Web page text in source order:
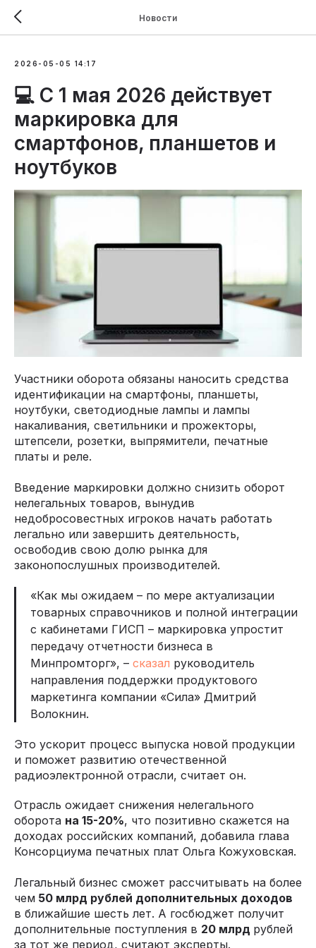
Новости
2026-05-05 14:17
💻 С 1 мая 2026 действует
маркировка для
смартфонов, планшетов и
ноутбуков
Участники оборота обязаны наносить средства
идентификации на смартфоны, планшеты,
ноутбуки, светодиодные лампы и лампы
накаливания, светильники и прожекторы,
штепсели, розетки, выпрямители, печатные
платы и реле.
Введение маркировки должно снизить оборот
нелегальных товаров, вынудив
недобросовестных игроков начать работать
легально или завершить деятельность,
освободив свою долю рынка для
законопослушных производителей.
«Как мы ожидаем – по мере актуализации
товарных справочников и полной интеграции
с кабинетами ГИСП – маркировка упростит
передачу отчетности бизнеса в
Минпромторг», – сказал руководитель
направления поддержки продуктового
маркетинга компании «Сила» Дмитрий
Волокнин.
Это ускорит процесс выпуска новой продукции
и поможет развитию отечественной
радиоэлектронной отрасли, считает он.
Отрасль ожидает снижения нелегального
оборота на 15-20%, что позитивно скажется на
доходах российских компаний, добавила глава
Консорциума печатных плат Ольга Кожуховская.
Легальный бизнес сможет рассчитывать на более
чем 50 млрд рублей дополнительных доходов
в ближайшие шесть лет. А госбюджет получит
дополнительные поступления в 20 млрд рублей
за тот же период, считают эксперты.